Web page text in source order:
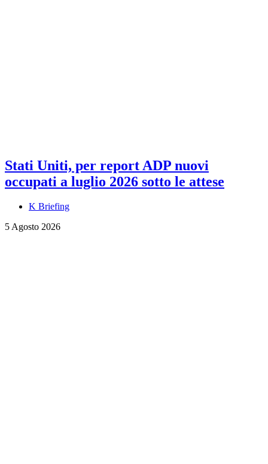
Stati Uniti, per report ADP nuovi
occupati a luglio 2026 sotto le attese
K Briefing
5 Agosto 2026